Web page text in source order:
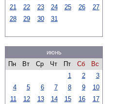
21
22 23 24 25 26
27
28
29 30 31
июнь
Пн
Вт Ср Чт Пт Сб
Вс
1
2
3
4
5 6 7 8 9
10
11
12 13 14 15 16
17